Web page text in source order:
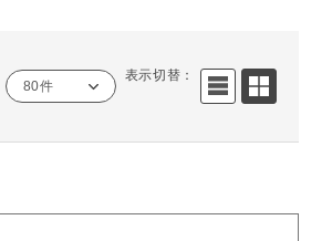
80件
表示切替：